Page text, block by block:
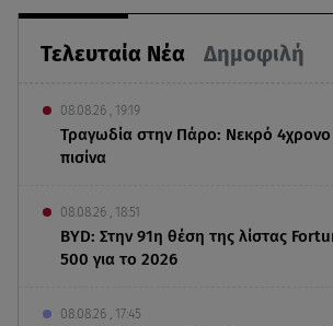
Τελευταία Νέα Δημοφιλή
08.08.26 , 19:19
Τραγωδία στην Πάρο: Νεκρό 4χρονο
πισίνα
08.08.26 , 18:51
BYD: Στην 91η θέση της λίστας
500 για το 2026
08.08.26 , 17:45